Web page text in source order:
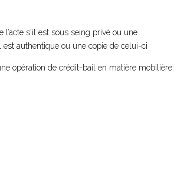
l’acte s'il est sous seing privé ou une
est authentique ou une copie de celui-ci
opération de crédit-bail en matière mobilière: